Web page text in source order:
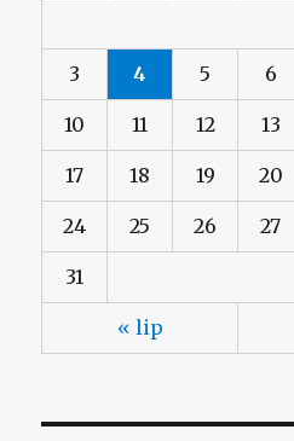
« lip
3 4 5 6
10 11 12 13
17 18 19 20
24 25 26 27
31